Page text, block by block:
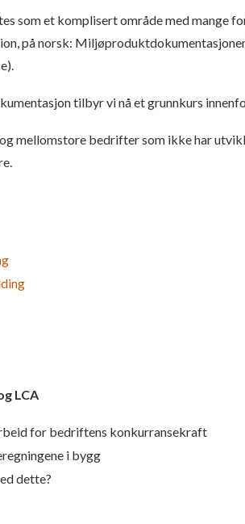
som et komplisert område med mange
på norsk:
tilbyr vi nå et grunnkurs
mellomstore bedrifter som ikke har
LCA
for bedriftens konkurransekraft
i bygg
dette?